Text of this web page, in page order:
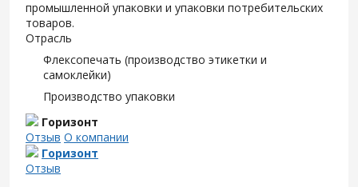
промышленной упаковки и упаковки потребительских
товаров.
Отрасль
Флексопечать (производство этикетки и
самоклейки)
Производство упаковки
Горизонт
Отзыв О компании
Горизонт
Отзыв